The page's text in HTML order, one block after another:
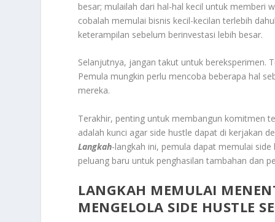
besar; mulailah dari hal-hal kecil untuk memberi
cobalah memulai bisnis kecil-kecilan terlebih
keterampilan sebelum berinvestasi lebih besar.
Selanjutnya, jangan takut untuk bereksperimen.
Pemula mungkin perlu mencoba beberapa hal
mereka.
Terakhir, penting untuk membangun komitmen
adalah kunci agar side hustle dapat di kerjakan
Langkah-langkah ini, pemula dapat memulai
peluang baru untuk penghasilan tambahan dan
LANGKAH MEMULAI
MENGELOLA SIDE HUSTLE